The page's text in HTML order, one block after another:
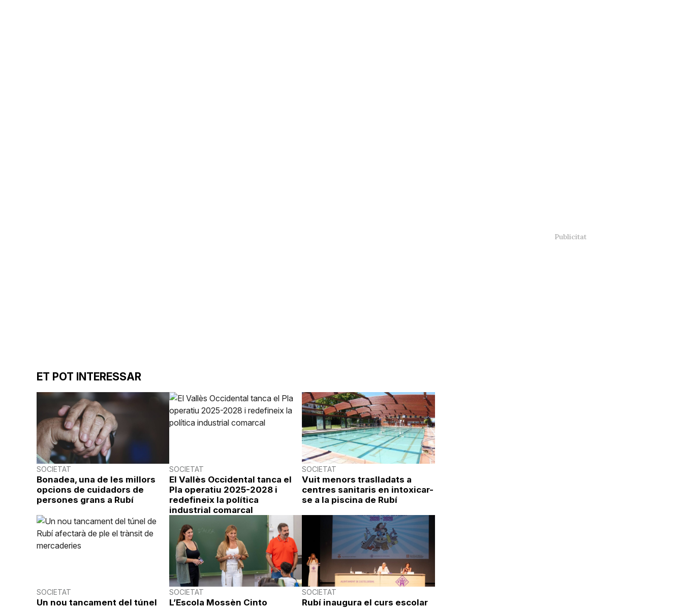
ET POT INTERESSAR
SOCIETAT
Bonadea, una de les millors
opcions de cuidadors de
persones grans a Rubí
SOCIETAT
El Vallès Occidental tanca el
Pla operatiu 2025-2028 i
redefineix la política
industrial comarcal
SOCIETAT
Vuit menors traslladats a
centres sanitaris en intoxicar-
se a la piscina de Rubí
SOCIETAT
Un nou tancament del túnel
SOCIETAT
L’Escola Mossèn Cinto
SOCIETAT
Rubí inaugura el curs escolar